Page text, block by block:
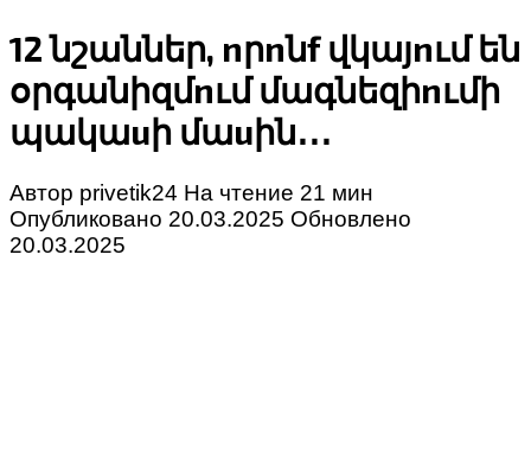
12 նշաններ, nրnնf վկայnւմ են
օրգանիզմnւմ մագնեզիnւմի
պակաuի մաuին․․․
Автор privetik24 На чтение 21 мин
Опубликовано 20.03.2025 Обновлено
20.03.2025